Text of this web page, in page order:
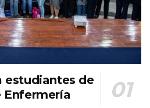
estudiantes de
Enfermería